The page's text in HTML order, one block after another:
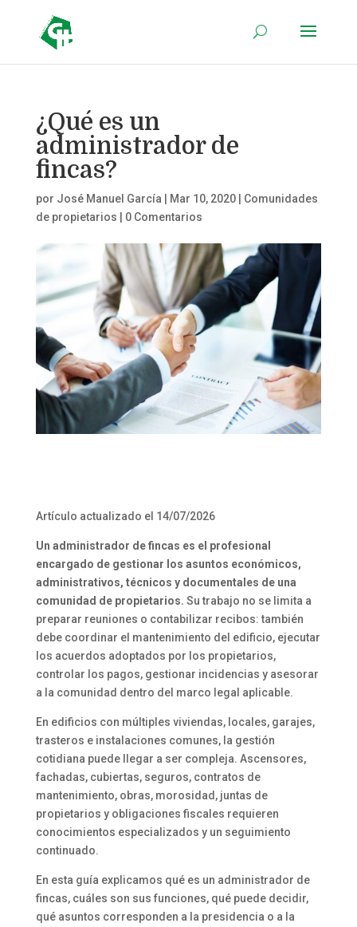
¿Qué es un
administrador de
fincas?
por José Manuel García Mar 10, 2020| Comunidades
de propietarios
0 Comentarios
Artículo actualizado el 14/07/2026
Un administrador de fincas es el profesional
encargado de gestionar los asuntos económicos,
administrativos, técnicos y documentales de una
comunidad de propietarios. Su trabajo no se limita a
preparar reuniones o contabilizar recibos: también
debe coordinar el mantenimiento del edificio, ejecutar
los acuerdos adoptados por los propietarios,
controlar los pagos, gestionar incidencias y asesorar
a la comunidad dentro del marco legal aplicable.
En edificios con múltiples viviendas, locales, garajes,
trasteros e instalaciones comunes, la gestión
cotidiana puede llegar a ser compleja. Ascensores,
fachadas, cubiertas, seguros, contratos de
mantenimiento, obras, morosidad, juntas de
propietarios y obligaciones fiscales requieren
conocimientos especializados y un seguimiento
continuado.
En esta guía explicamos qué es un administrador de
fincas, cuáles son sus funciones, qué puede decidir,
qué asuntos corresponden a la presidencia o a la